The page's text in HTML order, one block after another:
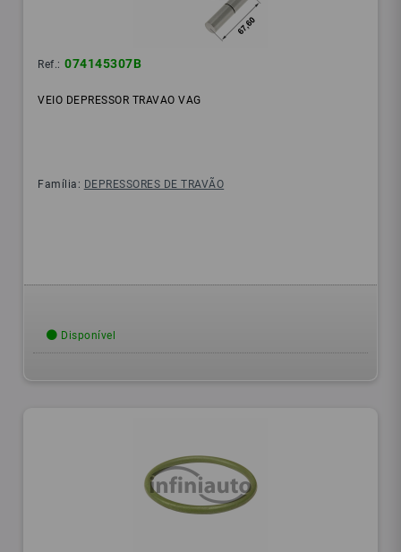
Ref.: 074145307B
VEIO DEPRESSOR TRAVAO VAG
Família: DEPRESSORES DE TRAVÃO
Disponível